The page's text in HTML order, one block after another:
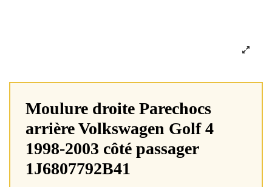
Moulure droite Parechocs
arrière Volkswagen Golf 4
1998-2003 côté passager
1J6807792B41